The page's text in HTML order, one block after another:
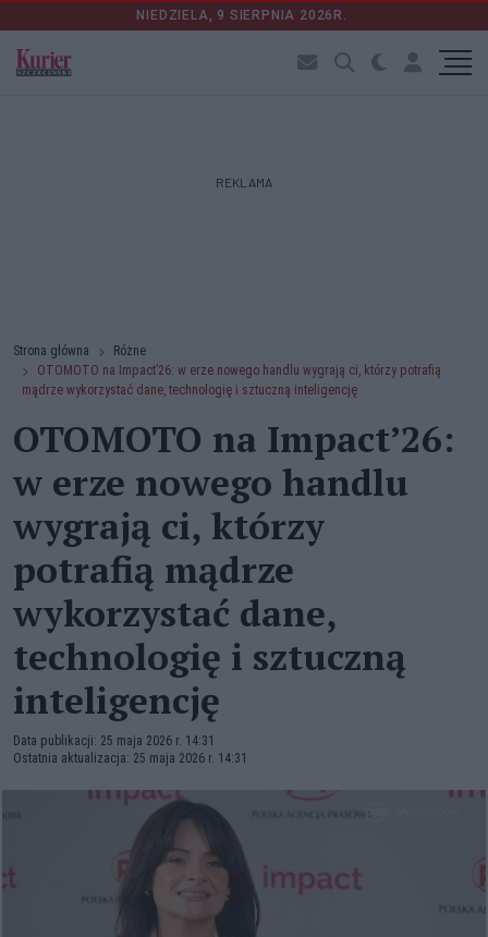
NIEDZIELA, 9 SIERPNIA 2026R.
REKLAMA
Strona główna
Różne
OTOMOTO na Impact’26: w erze nowego handlu wygrają ci, którzy potrafią
mądrze wykorzystać dane, technologię i sztuczną inteligencję
OTOMOTO na Impact’26:
w erze nowego handlu
wygrają ci, którzy
potrafią mądrze
wykorzystać dane,
technologię i sztuczną
inteligencję
Data publikacji: 25 maja 2026 r. 14:31
Ostatnia aktualizacja: 25 maja 2026 r. 14:31